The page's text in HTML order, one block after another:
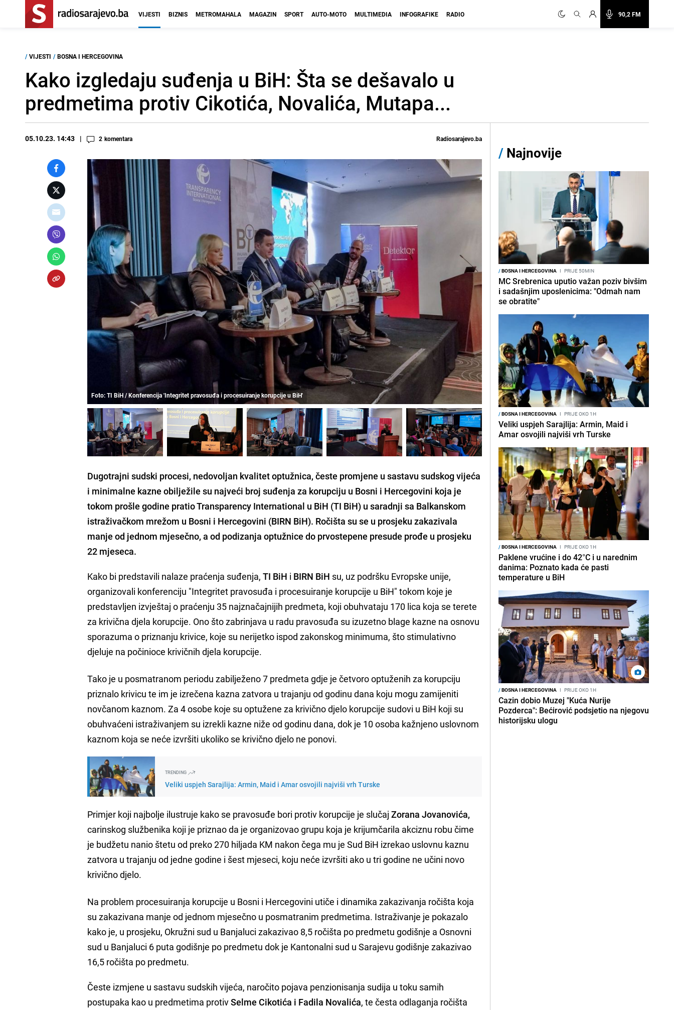
90,2 FM
VIJESTI BIZNIS METROMAHALA MAGAZIN SPORT AUTO-MOTO MULTIMEDIA INFOGRAFIKE RADIO
/ VIJESTI / BOSNA I HERCEGOVINA
Kako izgledaju suđenja u BiH: Šta se dešavalo u
predmetima protiv Cikotića, Novalića, Mutapa...
05.10.23. 14:43 2 komentara Radiosarajevo.ba
Foto: TI BiH / Konferencija 'Integritet pravosuđa i procesuiranje korupcije u BiH'
Dugotrajni sudski procesi, nedovoljan kvalitet optužnica, česte promjene u sastavu sudskog vijeća
i minimalne kazne obilježile su najveći broj suđenja za korupciju u Bosni i Hercegovini koja je
tokom prošle godine pratio Transparency International u BiH (TI BiH) u saradnji sa Balkanskom
istraživačkom mrežom u Bosni i Hercegovini (BIRN BiH). Ročišta su se u prosjeku zakazivala
manje od jednom mjesečno, a od podizanja optužnice do prvostepene presude prođe u prosjeku
22 mjeseca.
Kako bi predstavili nalaze praćenja suđenja,TI BiH i BIRN BiH su, uz podršku Evropske unije,
organizovali konferenciju "Integritet pravosuđa i procesuiranje korupcije u BiH" tokom koje je
predstavljen izvještaj o praćenju 35 najznačajnijih predmeta, koji obuhvataju 170 lica koja se terete
za krivična djela korupcije. Ono što zabrinjava u radu pravosuđa su izuzetno blage kazne na osnovu
sporazuma o priznanju krivice, koje su nerijetko ispod zakonskog minimuma, što stimulativno
djeluje na počinioce krivičnih djela korupcije.
Tako je u posmatranom periodu zabilježeno 7 predmeta gdje je četvoro optuženih za korupciju
priznalo krivicu te im je izrečena kazna zatvora u trajanju od godinu dana koju mogu zamijeniti
novčanom kaznom. Za 4 osobe koje su optužene za krivično djelo korupcije sudovi u BiH koji su
obuhvaćeni istraživanjem su izrekli kazne niže od godinu dana, dok je 10 osoba kažnjeno uslovnom
kaznom koja se neće izvršiti ukoliko se krivično djelo ne ponovi.
TRENDING
Veliki uspjeh Sarajlija: Armin, Maid i Amar osvojili najviši vrh Turske
Primjer koji najbolje ilustruje kako se pravosuđe bori protiv korupcije je slučajZorana Jovanovića,
carinskog službenika koji je priznao da je organizovao grupu koja je krijumčarila akciznu robu čime
je budžetu nanio štetu od preko 270 hiljada KM nakon čega mu je Sud BiH izrekao uslovnu kaznu
zatvora u trajanju od jedne godine i šest mjeseci, koju neće izvršiti ako u tri godine ne učini novo
krivično djelo.
Na problem procesuiranja korupcije u Bosni i Hercegovini utiče i dinamika zakazivanja ročišta koja
su zakazivana manje od jednom mjesečno u posmatranim predmetima. Istraživanje je pokazalo
kako je, u prosjeku, Okružni sud u Banjaluci zakazivao 8,5 ročišta po predmetu godišnje a Osnovni
sud u Banjaluci 6 puta godišnje po predmetu dok je Kantonalni sud u Sarajevu godišnje zakazivao
16,5 ročišta po predmetu.
Česte izmjene u sastavu sudskih vijeća, naročito pojava penzionisanja sudija u toku samih
postupaka kao u predmetima protivSelme Cikotića i Fadila Novalića, te česta odlaganja ročišta
/ Najnovije
/BOSNA I HERCEGOVINA I PRIJE 50MIN
MC Srebrenica uputio važan poziv bivšim
i sadašnjim uposlenicima: "Odmah nam
se obratite"
/BOSNA I HERCEGOVINA I PRIJE OKO 1H
Veliki uspjeh Sarajlija: Armin, Maid i
Amar osvojili najviši vrh Turske
/BOSNA I HERCEGOVINA I PRIJE OKO 1H
Paklene vrućine i do 42°C i u narednim
danima: Poznato kada će pasti
temperature u BiH
/BOSNA I HERCEGOVINA I PRIJE OKO 1H
Cazin dobio Muzej "Kuća Nurije
Pozderca": Bećirović podsjetio na njegovu
historijsku ulogu